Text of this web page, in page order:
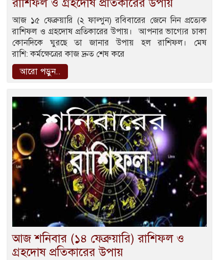
রাশিফল ও গ্রহদোষ প্রতিকারের উপায়
আজ ১৫ ফেব্রুয়ারি (২ ফাল্গুন) রবিবারের জেনে নিন প্রত্যেক
রাশিফল ও গ্রহদোষ প্রতিকারের উপায়। আপনার ভাগ্যের চাকা
কোনদিকে ঘুরছে তা জানার উপায় হল রাশিফল। মেষ
রাশি: কর্মক্ষেত্রের কাজ দ্রুত শেষ করে
আরো পড়ুন..
আজ শনিবার (১৪ ফেব্রুয়ারি) রাশিফল ও
গ্রহদোষ প্রতিকারের উপায়